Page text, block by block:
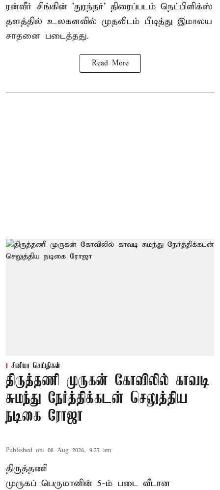
ரன்வீர் சிங்கின் 'துரந்தர்' திரைப்படம் நெட்பிளிக்ஸ்
தளத்தில் உலகளவில் முதலிடம் பிடித்து இமாலய
சாதனை படைத்தது.
Read More
சினிமா செய்திகள்
திருத்தணி முருகன் கோவிலில் காவடி
சுமந்து நேர்த்திக்கடன் செலுத்திய
நடிகை ரோஜா
Published on: 08 Aug 2026, 9:27 am
திருத்தணி
முருகப் பெருமானின் 5-ம் படை வீடான